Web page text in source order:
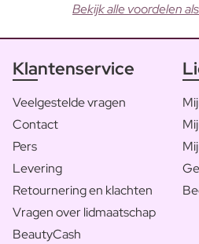
Bekijk alle voordelen
Klantenservice
Veelgestelde vragen
Contact
Pers
Levering
Retournering en klachten
Vragen over lidmaatschap
BeautyCash